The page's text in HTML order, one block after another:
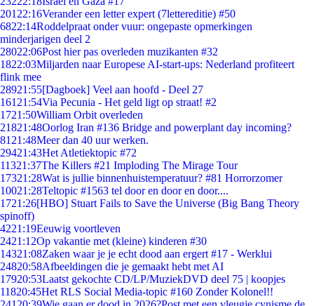
201 22:16Verander een letter expert (7lettereditie) #50
6822:14Roddelpraat onder vuur: ongepaste opmerkingen
minderjarigen deel 2
28022:06Post hier pas overleden muzikanten #32
1822:03Miljarden naar Europese AI-start-ups: Nederland profiteert
flink mee
28921:55[Dagboek] Veel aan hoofd - Deel 27
161 21:54Via Pecunia - Het geld ligt op straat! #2
1721:50William Orbit overleden
21821:48Oorlog Iran #136 Bridge and powerplant day incoming?
81 21:48Meer dan 40 uur werken.
29421:43Het Atletiektopic #72
11321:37The Killers #21 Imploding The Mirage Tour
17321:28Wat is jullie binnenhuistemperatuur? #81 Horrorzomer
10021:28Teltopic #1563 tel door en door en door....
1721:26[HBO] Stuart Fails to Save the Universe (Big Bang Theory
spinoff)
4221:19Eeuwig voortleven
2421:12Op vakantie met (kleine) kinderen #30
14321:08Zaken waar je je echt dood aan ergert #17 - Werklui
24820:58Afbeeldingen die je gemaakt hebt met AI
17920:53Laatst gekochte CD/LP/MuziekDVD deel 75 | koopjes
11820:45Het RLS Social Media-topic #160 Zonder Kolonel!!